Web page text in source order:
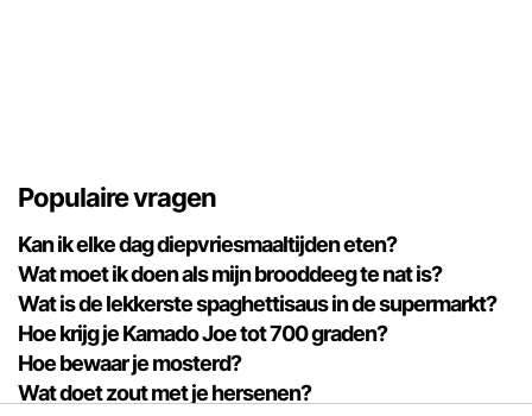
Populaire vragen
Kan ik elke dag diepvriesmaaltijden eten?
Wat moet ik doen als mijn brooddeeg te nat is?
Wat is de lekkerste spaghettisaus in de supermarkt?
Hoe krijg je Kamado Joe tot 700 graden?
Hoe bewaar je mosterd?
Wat doet zout met je hersenen?